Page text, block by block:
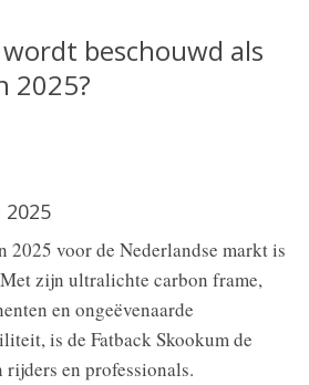
beschouwd als
2025?
2025 voor de Nederlandse markt is
zijn ultralichte carbon frame,
en ongeëvenaarde
is de Fatback Skookum de
en professionals.